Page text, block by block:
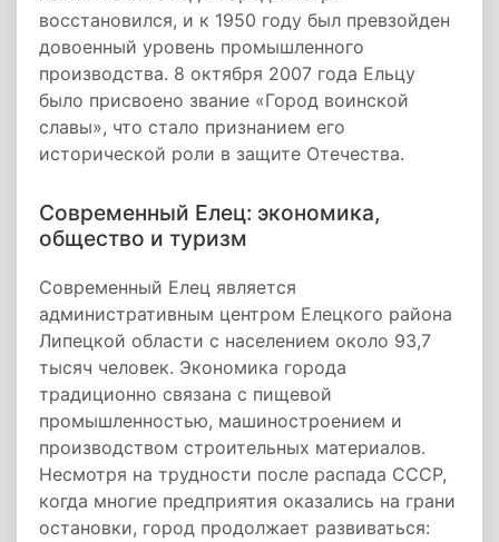
восстановился, и к 1950 году был превзойден
довоенный уровень промышленного
производства. 8 октября 2007 года Ельцу
было присвоено звание «Город воинской
славы», что стало признанием его
исторической роли в защите Отечества.
Современный Елец: экономика,
общество и туризм
Современный Елец является
административным центром Елецкого района
Липецкой области с населением около 93,7
тысяч человек. Экономика города
традиционно связана с пищевой
промышленностью, машиностроением и
производством строительных материалов.
Несмотря на трудности после распада СССР,
когда многие предприятия оказались на грани
остановки, город продолжает развиваться: